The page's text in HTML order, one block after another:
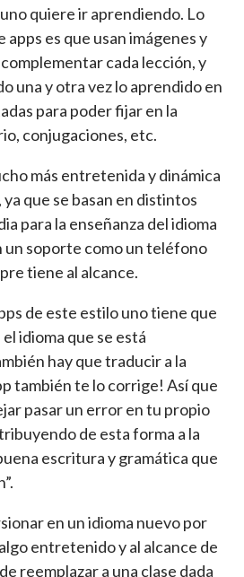
quiere ir aprendiendo. Lo
es que usan imágenes y
cada lección, y
una y otra vez lo aprendido en
para poder fijar en la
conjugaciones, etc.
más entretenida y dinámica
que se basan en distintos
para la enseñanza del idioma
un soporte como un teléfono
tiene al alcance.
de este estilo uno tiene que
idioma que se está
hay que traducir a la
también te lo corrige! Así que
pasar un error en tu propio
de esta forma a la
escritura y gramática que
en un idioma nuevo por
entretenido y al alcance de
reemplazar a una clase dada